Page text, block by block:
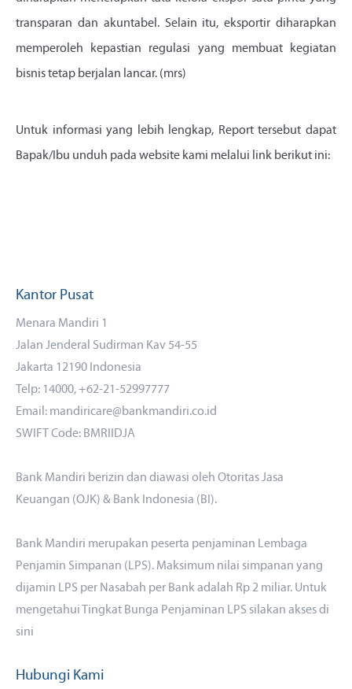
transparan dan akuntabel. Selain itu, eksportir diharapkan
memperoleh kepastian regulasi yang membuat kegiatan
bisnis tetap berjalan lancar. (mrs)
Untuk informasi yang lebih lengkap, Report tersebut dapat
Bapak/Ibu unduh pada website kami melalui link berikut ini:
Kantor Pusat
Menara Mandiri 1
Jalan Jenderal Sudirman Kav 54-55
Jakarta 12190 Indonesia
Telp: 14000, +62-21-52997777
Email: mandiricare@bankmandiri.co.id
SWIFT Code: BMRIIDJA
Bank Mandiri berizin dan diawasi oleh Otoritas Jasa
Keuangan (OJK) & Bank Indonesia (BI).
Bank Mandiri merupakan peserta penjaminan Lembaga
Penjamin Simpanan (LPS). Maksimum nilai simpanan yang
dijamin LPS per Nasabah per Bank adalah Rp 2 miliar. Untuk
mengetahui Tingkat Bunga Penjaminan LPS silakan aksesdi
sini
Hubungi Kami